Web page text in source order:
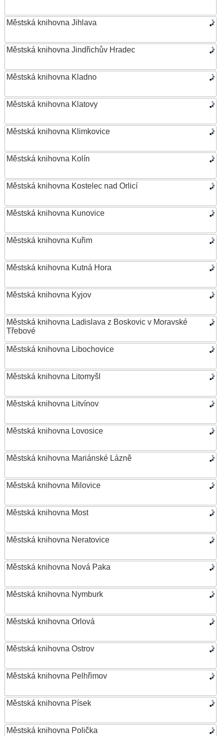
Městská knihovna Jihlava
Městská knihovna Jindřichův Hradec
Městská knihovna Kladno
Městská knihovna Klatovy
Městská knihovna Klimkovice
Městská knihovna Kolín
Městská knihovna Kostelec nad Orlicí
Městská knihovna Kunovice
Městská knihovna Kuřim
Městská knihovna Kutná Hora
Městská knihovna Kyjov
Městská knihovna Ladislava z Boskovic v Moravské
Třebové
Městská knihovna Libochovice
Městská knihovna Litomyšl
Městská knihovna Litvínov
Městská knihovna Lovosice
Městská knihovna Mariánské Lázně
Městská knihovna Milovice
Městská knihovna Most
Městská knihovna Neratovice
Městská knihovna Nová Paka
Městská knihovna Nymburk
Městská knihovna Orlová
Městská knihovna Ostrov
Městská knihovna Pelhřimov
Městská knihovna Písek
Městská knihovna Polička